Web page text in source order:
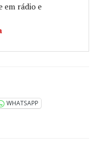
em rádio e
WHATSAPP